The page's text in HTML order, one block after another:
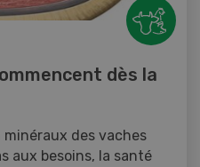
dès la
minéraux des vaches
aux besoins, la santé